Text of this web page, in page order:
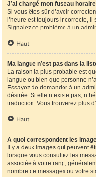
J’ai changé mon fuseau
Si vous êtes sûr d’avoir
l’heure est toujours incorrecte,
Signalez ce problème à un
Haut
Ma langue n’est pas dans la
La raison la plus probable est
langue ou bien que personne
Essayez de demander à un
désirée. Si elle n’existe pas,
traduction. Vous trouverez plus
Haut
A quoi correspondent les
Il y a deux images qui peuvent
lorsque vous consultez les
associée à votre rang,
nombre de messages ou votre